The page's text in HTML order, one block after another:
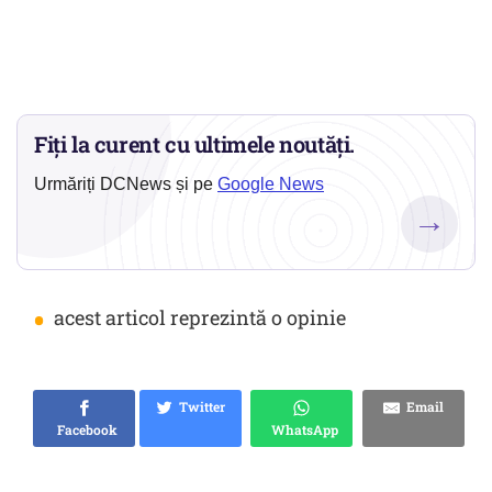
Fiți la curent cu ultimele noutăți.
Urmăriți DCNews și pe Google News
→
• acest articol reprezintă o opinie
Facebook
Twitter
WhatsApp
Email